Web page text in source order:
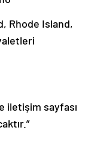
Rhode Island,
iletişim sayfası